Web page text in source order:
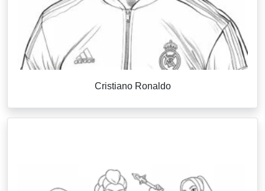
Cristiano Ronaldo